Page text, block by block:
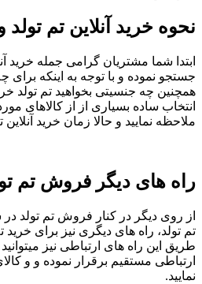
نحوه خرید آنلاین تم تولد
ابتدا شما مشتریان گرامی جمله خرید
جستجو نموده و با توجه به اینکه
همچنین چه جنسیتی بخواهید تم تولد
انتخاب ساده بسیاری از از کالاهای
ملاحظه نمایید و حالا زمان خرید
راه های دیگر فروش تم
از روی دیگر در کنار فروش تم تولد در
تم تولد، راه های دیگری نیز برای خرید
طریق این راه های ارتباطی نیز
ارتباطی مستقیم برقرار نموده و و
نمایید.